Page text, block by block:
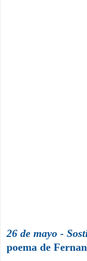
26 de mayo -
poema de